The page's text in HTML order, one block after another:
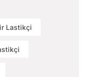
Lastikçi